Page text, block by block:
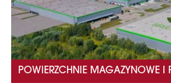
POWIERZCHNIE MAGAZYNOWE I